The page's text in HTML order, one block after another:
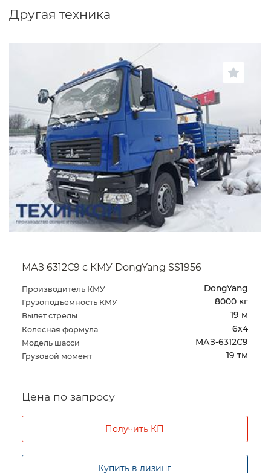
Другая техника
МАЗ 6312С9 с КМУ DongYang SS1956
Производитель КМУ DongYang
Грузоподъемность КМУ 8000 кг
Вылет стрелы 19 м
Колесная формула 6х4
Модель шасси МАЗ-6312С9
Грузовой момент 19 тм
Цена по запросу
Получить КП
Купить в лизинг